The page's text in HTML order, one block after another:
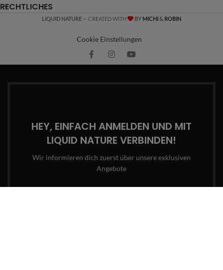
RECHTLICHES
LIQUID NATURE — CREATED WITH BY MICHI& ROBIN
Cookie Einstellungen
HEY, EINFACH ANMELDEN UND MIT
LIQUID NATURE VERBINDEN!
Wir informieren dich zuerst über unsere exklusiven
Angebote